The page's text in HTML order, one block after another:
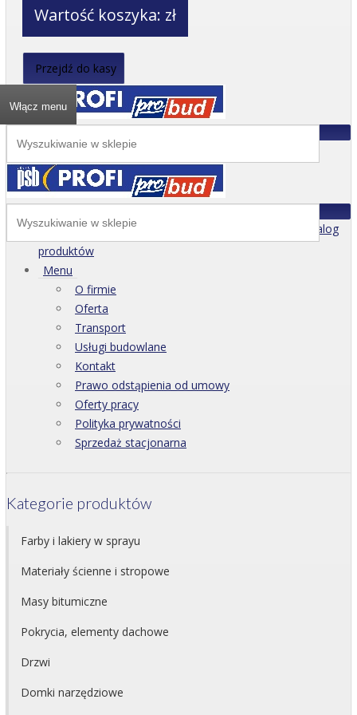
Wartość koszyka: zł
Przejdź do kasy
Włącz menu
Katalog
produktów
Menu
O firmie
Oferta
Transport
Usługi budowlane
Kontakt
Prawo odstąpienia od umowy
Oferty pracy
Polityka prywatności
Sprzedaż stacjonarna
Kategorie produktów
Farby i lakiery w sprayu
Materiały ścienne i stropowe
Masy bitumiczne
Pokrycia, elementy dachowe
Drzwi
Domki narzędziowe